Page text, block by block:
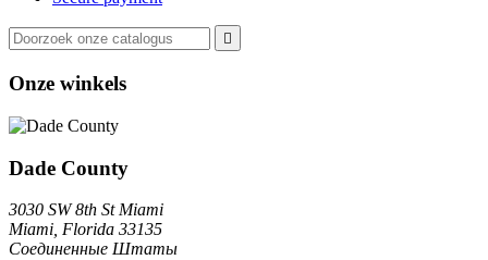

Onze winkels
Dade County
3030 SW 8th St Miami
Miami, Florida 33135
Соединенные Штаты